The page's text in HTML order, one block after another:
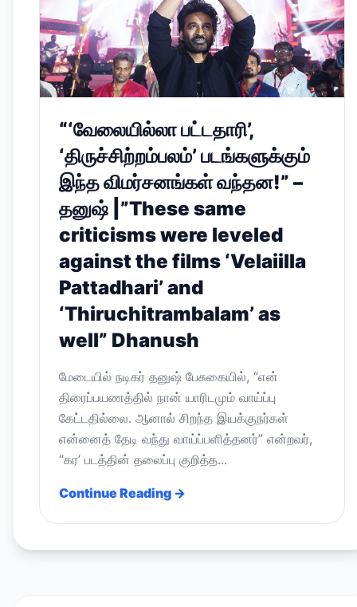
“‘வேலையில்லா பட்டதாரி’,
‘திருச்சிற்றம்பலம்’ படங்களுக்கும்
இந்த விமர்சனங்கள் வந்தன!” –
தனுஷ் |”These same
criticisms were leveled
against the films ‘Velaiilla
Pattadhari’ and
‘Thiruchitrambalam’ as
well” Dhanush
மேடையில் நடிகர் தனுஷ் பேசுகையில், “என்
திரைப்பயணத்தில் நான் யாரிடமும் வாய்ப்பு
கேட்டதில்லை. ஆனால் சிறந்த இயக்குநர்கள்
என்னைத் தேடி வந்து வாய்ப்பளித்தனர்” என்றவர்,
“கர’ படத்தின் தலைப்பு குறித்த...
Continue Reading →